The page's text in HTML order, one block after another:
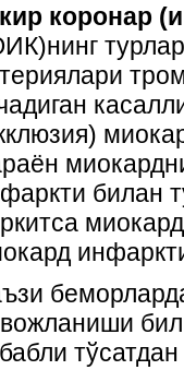
коронар
билан